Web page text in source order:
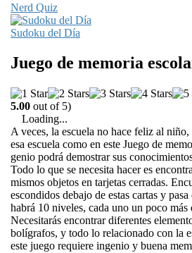
Nerd Quiz
Sudoku del Día
Juego de memoria
5.00 out of 5)
Loading...
A veces, la escuela no hace feliz al niño,
esa escuela como en este Juego de
genio podrá demostrar sus
Todo lo que se necesita hacer es
mismos objetos en tarjetas cerradas.
escondidos debajo de estas cartas y
habrá 10 niveles, cada uno un poco
Necesitarás encontrar diferentes
bolígrafos, y todo lo relacionado con la
este juego requiere ingenio y buena